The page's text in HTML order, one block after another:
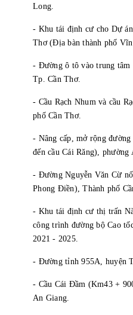
Long.
- Khu tái định cư cho Dự
Thơ (Địa bàn thành phố
- Đường ô tô vào trung tâm
Tp. Cần Thơ.
- Cầu Rạch Nhum và cầu
phố Cần Thơ.
- Nâng cấp, mở rộng
đến cầu Cái Răng),
- Đường Nguyễn Văn Cừ
Phong Điền), Thành phố
- Khu tái định cư thị trấn
công trình đường bộ Cao
2021 - 2025.
- Đường tỉnh 955A, huyện
- Cầu Cái Đầm (Km43 +
An Giang.